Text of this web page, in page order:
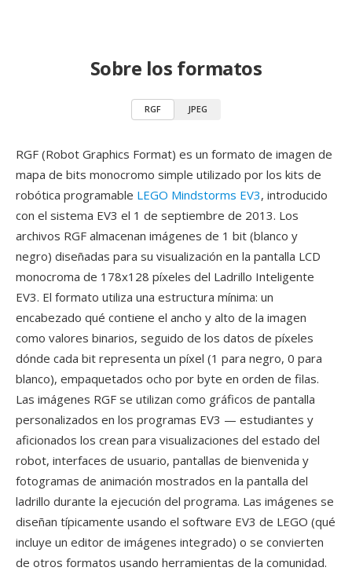
Sobre los formatos
RGF JPEG
RGF (Robot Graphics Format) es un formato de imagen de
mapa de bits monocromo simple utilizado por los kits de
robótica programable LEGO Mindstorms EV3, introducido
con el sistema EV3 el 1 de septiembre de 2013. Los
archivos RGF almacenan imágenes de 1 bit (blanco y
negro) diseñadas para su visualización en la pantalla LCD
monocroma de 178x128 píxeles del Ladrillo Inteligente
EV3. El formato utiliza una estructura mínima: un
encabezado qué contiene el ancho y alto de la imagen
como valores binarios, seguido de los datos de píxeles
dónde cada bit representa un píxel (1 para negro, 0 para
blanco), empaquetados ocho por byte en orden de filas.
Las imágenes RGF se utilizan como gráficos de pantalla
personalizados en los programas EV3 — estudiantes y
aficionados los crean para visualizaciones del estado del
robot, interfaces de usuario, pantallas de bienvenida y
fotogramas de animación mostrados en la pantalla del
ladrillo durante la ejecución del programa. Las imágenes se
diseñan típicamente usando el software EV3 de LEGO (qué
incluye un editor de imágenes integrado) o se convierten
de otros formatos usando herramientas de la comunidad.